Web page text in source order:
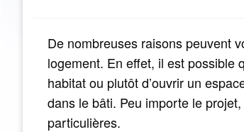
De nombreuses raisons peuvent
logement. En effet, il est possible
habitat ou plutôt d’ouvrir un
dans le bâti. Peu importe le
particulières.